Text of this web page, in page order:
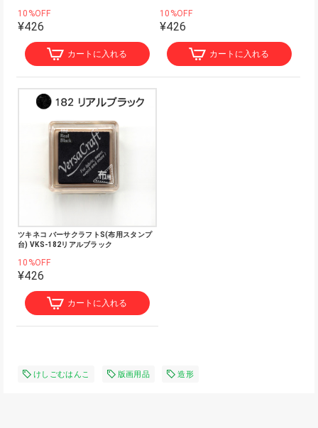
10%OFF
¥426
カートに入れる
10%OFF
¥426
カートに入れる
ツキネコ バーサクラフトS(布用スタンプ
台) VKS-182リアルブラック
10%OFF
¥426
カートに入れる
けしごむはんこ 版画用品 造形